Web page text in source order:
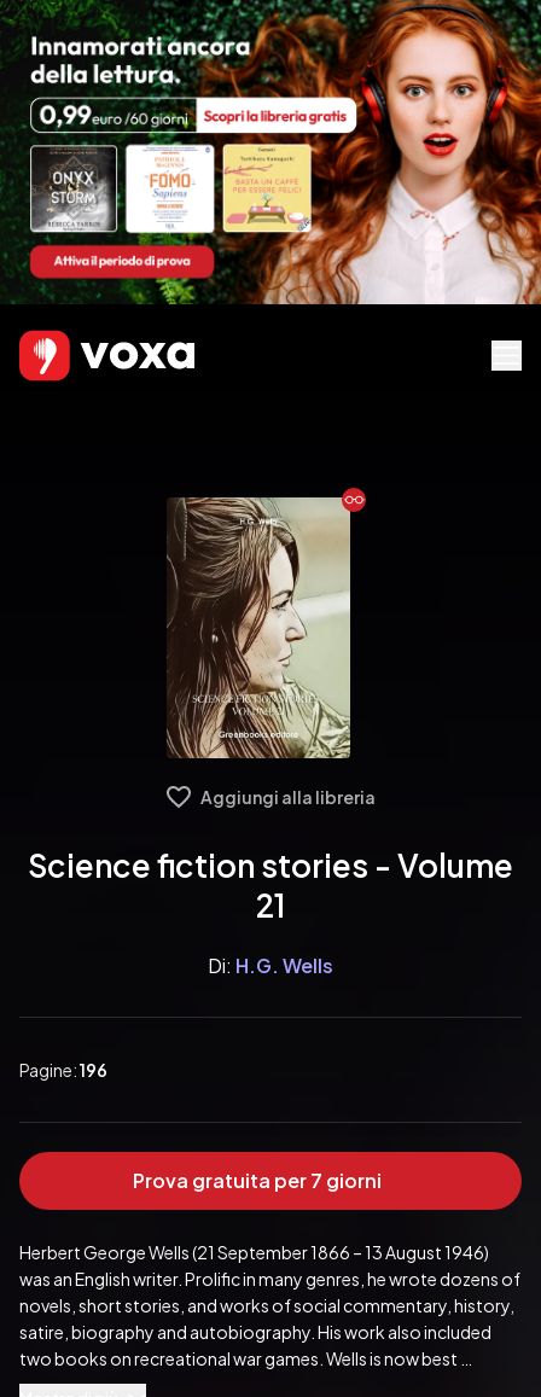
Ebook
Aggiungi alla libreria
Science fiction stories - Volume
21
Di: H.G. Wells
Pagine:196
Prova gratuita per 7 giorni
Herbert George Wells (21 September 1866 – 13 August 1946)
was an English writer. Prolific in many genres, he wrote dozens of
novels, short stories, and works of social commentary, history,
satire, biography and autobiography. His work also included
two books on recreational war games. Wells is now best
remembered for his science fiction novels and is often called the